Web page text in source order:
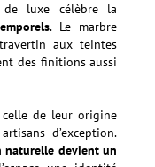
de luxe célèbre la
. Le marbre
aux teintes
des finitions aussi
celle de leur origine
d’exception.
naturelle devient un